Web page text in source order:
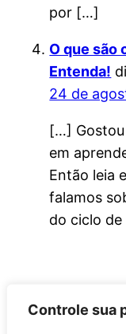
Controle sua
por […]
O que
Entenda!
24 de
[…] Gostou
em
Então leia
falamos
do ciclo